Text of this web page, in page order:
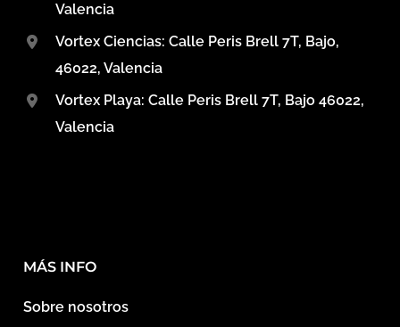
Valencia
Vortex Ciencias: Calle Peris Brell 7T, Bajo,
46022, Valencia
Vortex Playa: Calle Peris Brell 7T, Bajo 46022,
Valencia
MÁS INFO
Sobre nosotros